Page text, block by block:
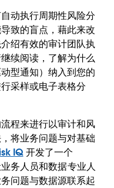
动执行周期性风险分
致的盲点，藉此来改
绍有效的审计团队执
续阅读，了解为什么
型通知）纳入到您的
采样或电子表格分
程来进行以审计和风
将业务问题与对基础
IQ开发了一个
业务人员和数据专业人
问题与数据源联系起